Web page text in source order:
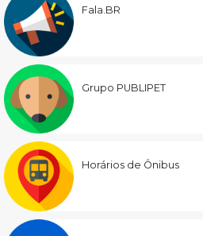
Fala.BR
Grupo PUBLIPET
Horários de Ônibus